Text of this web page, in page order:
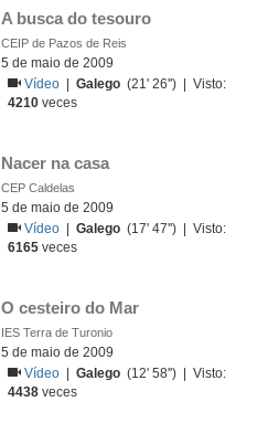
A busca do tesouro
CEIP de Pazos de Reis
5 de maio de 2009
Vídeo
|Galego (21' 26'') | Visto:
4210 veces
Nacer na casa
CEP Caldelas
5 de maio de 2009
Vídeo
|Galego (17' 47'') | Visto:
6165 veces
O cesteiro do Mar
IES Terra de Turonio
5 de maio de 2009
Vídeo
|Galego (12' 58'') | Visto:
4438 veces